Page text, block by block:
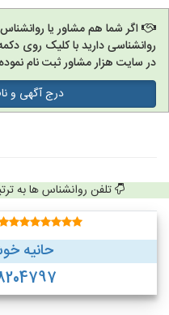
اگر شما هم مشاور یا
روانشناسی دارید با کلیک روی
در سایت هزار مشاور ثبت نام
درج آگهی و
تلفن روانشناس ها به
حانیه